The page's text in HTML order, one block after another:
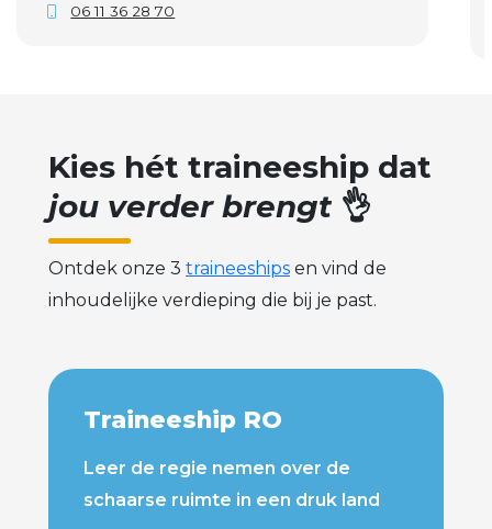
06 11 36 28 70
Kies hét traineeship dat
jou verder brengt 👌
Ontdek onze 3 traineeships en vind de
inhoudelijke verdieping die bij je past.
Traineeship RO
Leer de regie nemen over de
schaarse ruimte in een druk land